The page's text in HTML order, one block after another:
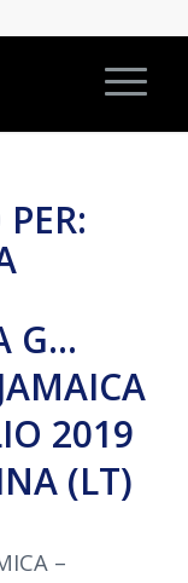
G…
2019
(LT)
–